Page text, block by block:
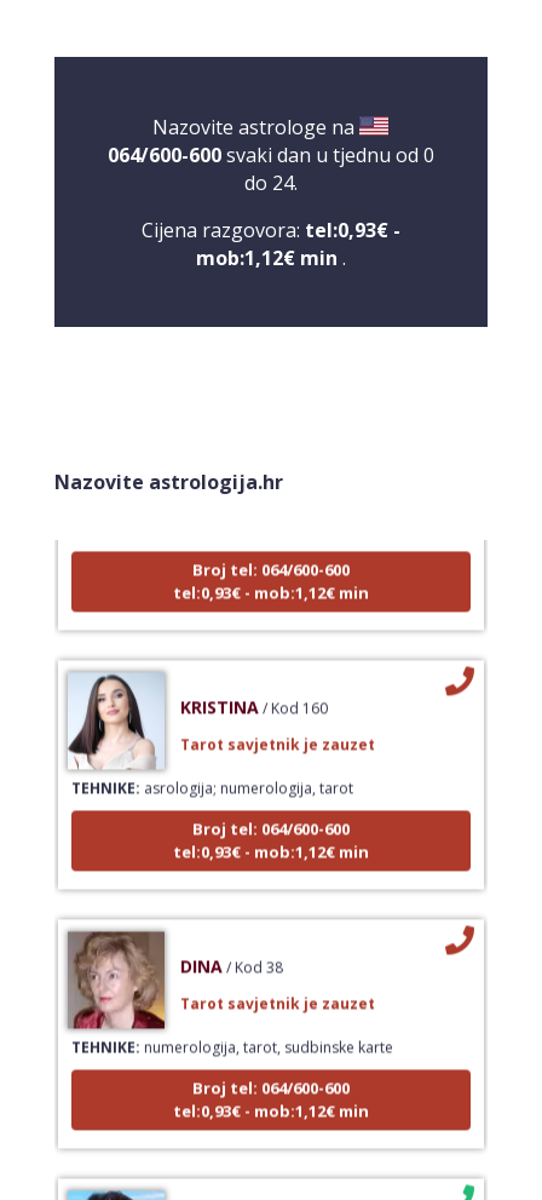
Nazovite astrologe na
064/600-600svaki dan u tjednu od 0
do 24.
Cijena razgovora: tel:0,93€ -
mob:1,12€ min .
Nazovite astrologija.hr
Tarot savjetnik je zauzet
Broj tel: 064/600-600
tel:0,93€ - mob:1,12€ min
TEHNIKE:asrologija; numerologija, tarot
Broj tel: 064/600-600
tel:0,93€ - mob:1,12€ min
TEHNIKE:numerologija, tarot, sudbinske karte
Broj tel: 064/600-600
tel:0,93€ - mob:1,12€ min